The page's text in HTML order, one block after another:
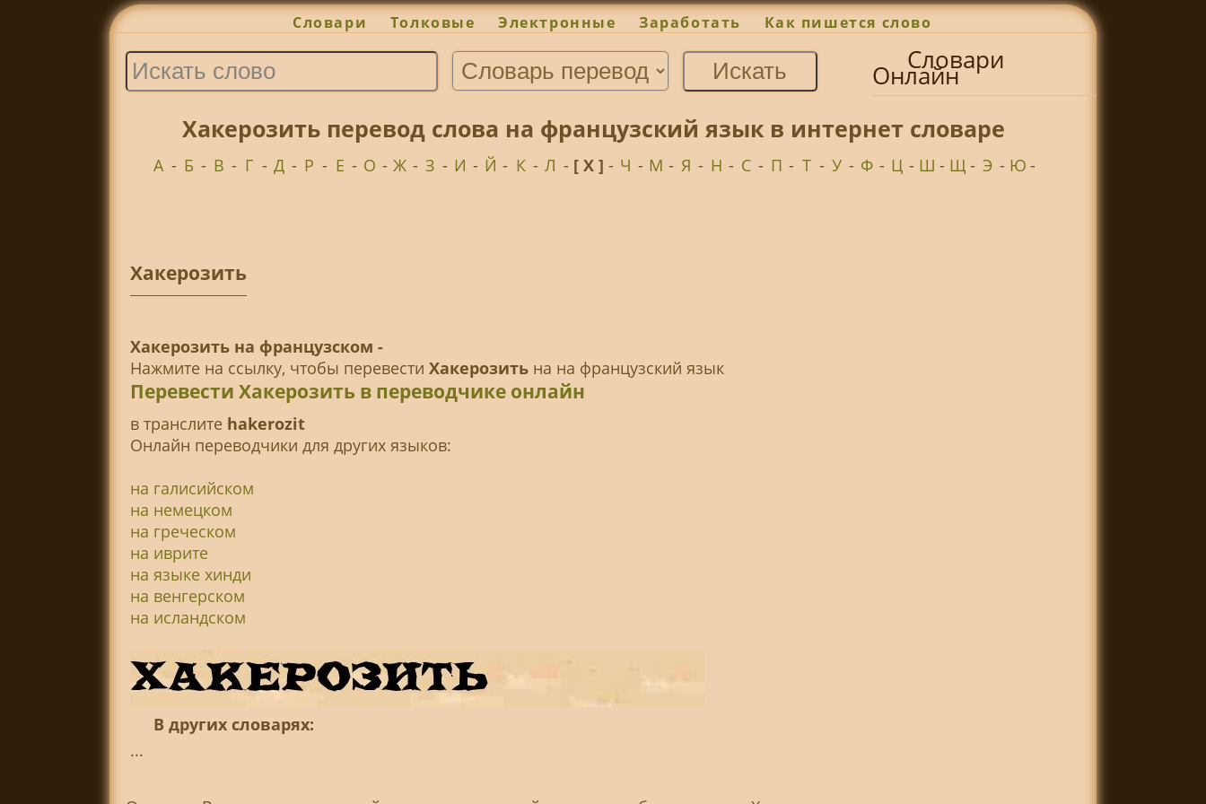
Словари Толковые Электронные Заработать Как пишется слово
Словари
Онлайн
Хакерозить перевод слова на французский язык в интернет словаре
А - Б - В - Г - Д - Р - Е - О - Ж - З - И - Й - К - Л - [ Х ] - Ч - М - Я - Н - С - П - Т - У - Ф - Ц - Ш - Щ- Э - Ю-
Хакерозить
Хакерозить на французском -
Нажмите на ссылку, чтобы перевести Хакерозитьна на французский язык
Перевести Хакерозить в переводчике онлайн
в транслитe hakerozit
Онлайн переводчики для других языков:
на галисийском
на немецком
на греческом
на иврите
на языке хинди
на венгерском
на исландском
В других словарях:
...